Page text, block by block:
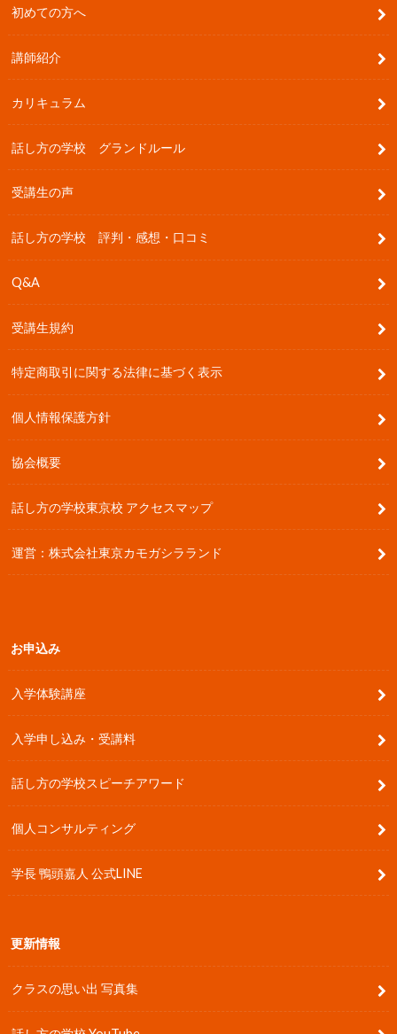
初めての方へ
講師紹介
カリキュラム
話し方の学校 グランドルール
受講生の声
話し方の学校 評判・感想・口コミ
Q&A
受講生規約
特定商取引に関する法律に基づく表示
個人情報保護方針
協会概要
話し方の学校東京校 アクセスマップ
運営：株式会社東京カモガシラランド
お申込み
入学体験講座
入学申し込み・受講料
話し方の学校スピーチアワード
個人コンサルティング
学長 鴨頭嘉人 公式LINE
更新情報
クラスの思い出 写真集